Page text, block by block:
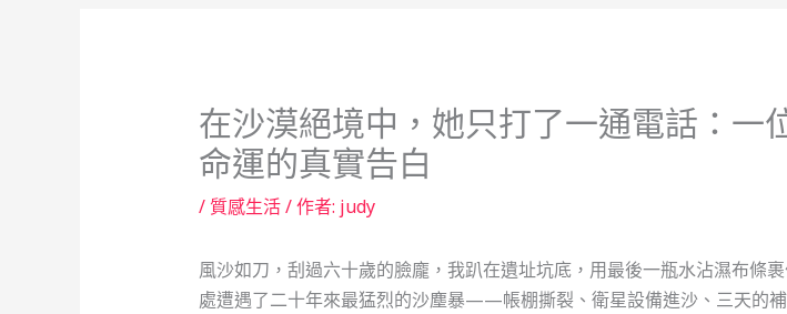
在沙漠絕境中，她只打了一通電話：一
命運的真實告白
/ 質感生活/ 作者: judy
風沙如刀，刮過六十歲的臉龐，我趴在遺址坑底，用最後一瓶水沾濕布條
處遭遇了二十年來最猛烈的沙塵暴——帳棚撕裂、衛星設備進沙、三天的